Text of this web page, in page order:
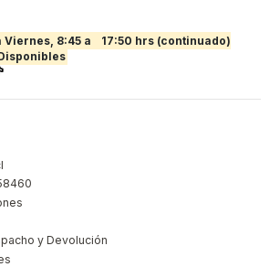
Viernes, 8:45 a
17:50 hrs (continuado)
y Devolución